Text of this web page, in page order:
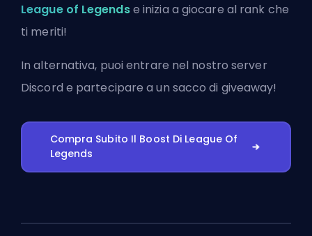
League of Legendse inizia a giocare al rank che
ti meriti!
In alternativa, puoientrare nel nostro server
Discord e partecipare a un sacco di giveaway!
Compra Subito Il Boost Di League Of
Legends